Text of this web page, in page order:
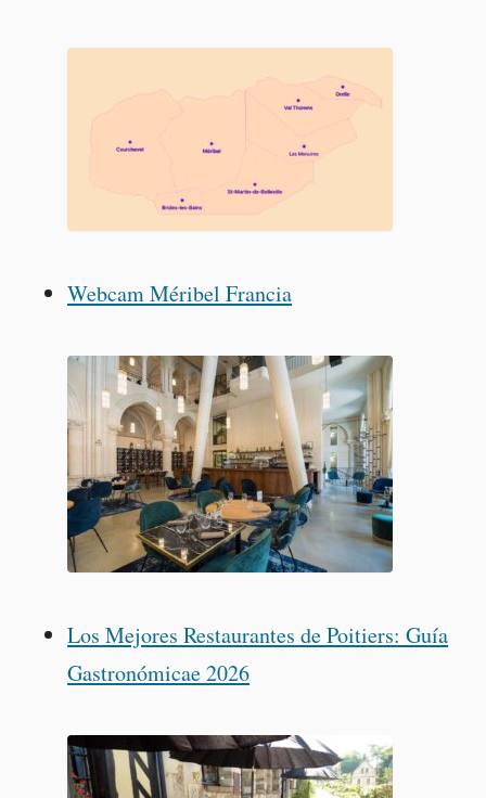
Webcam Méribel Francia
Los Mejores Restaurantes de Poitiers: Guía
Gastronómicae 2026